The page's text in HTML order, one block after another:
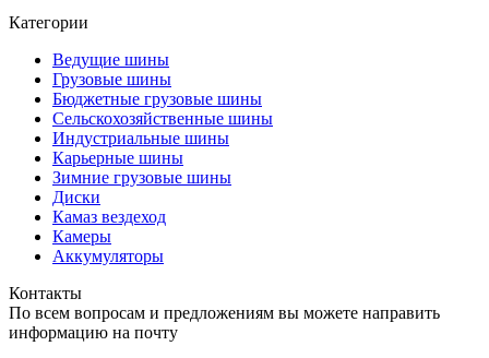
Категории
Ведущие шины
Грузовые шины
Бюджетные грузовые шины
Сельскохозяйственные шины
Индустриальные шины
Карьерные шины
Зимние грузовые шины
Диски
Камаз вездеход
Камеры
Аккумуляторы
Контакты
По всем вопросам и предложениям вы можете направить
информацию на почту